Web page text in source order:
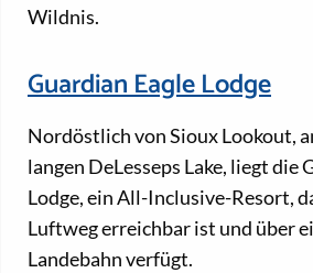
Wildnis.
Guardian Eagle Lodge
Nordöstlich von Sioux Lookout,
langen DeLesseps Lake, liegt die
Lodge, ein All-Inclusive-Resort,
Luftweg erreichbar ist und über
Landebahn verfügt.